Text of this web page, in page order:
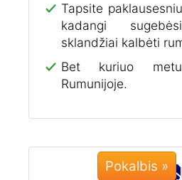
Tapsite
kadangi
sklandžiai kalbėti
Bet kuriuo
Rumunijoje.
Pokalbis »